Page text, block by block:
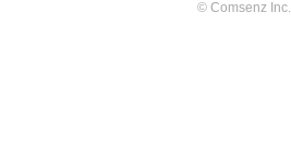
© Comsenz Inc.